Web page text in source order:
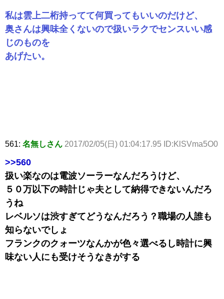
私は雲上二桁持ってて何買ってもいいのだけど、
奥さんは興味全くないので扱いラクでセンスいい感
じのものを
あげたい。
561: 名無しさん 2017/02/05(日) 01:04:17.95 ID:KlSVma5O0
>>560
扱い楽なのは電波ソーラーなんだろうけど、
５０万以下の時計じゃ夫として納得できないんだろ
うね
レベルソは渋すぎてどうなんだろう？職場の人誰も
知らないでしょ
フランクのクォーツなんかが色々選べるし時計に興
味ない人にも受けそうなきがする